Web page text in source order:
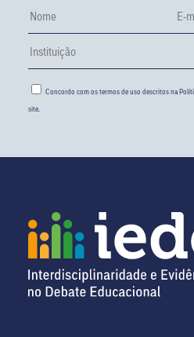
Concordo com os termos de uso descritos na
site.